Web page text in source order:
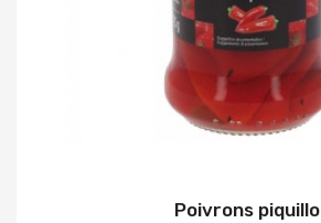
Poivrons piquillo